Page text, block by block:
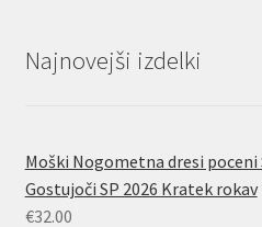
Najnovejši izdelki
Moški Nogometna dresi
Gostujoči SP 2026 Kratek rokav
€32.00